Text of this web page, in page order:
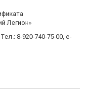
Легион»
8-920-740-75-00, e-